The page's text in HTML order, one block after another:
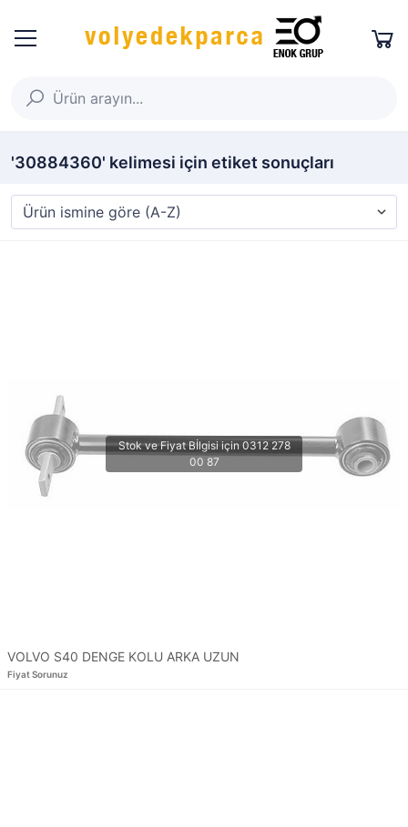
'30884360' kelimesi için etiket sonuçları
VOLVO S40 DENGE KOLU ARKA UZUN
Fiyat Sorunuz